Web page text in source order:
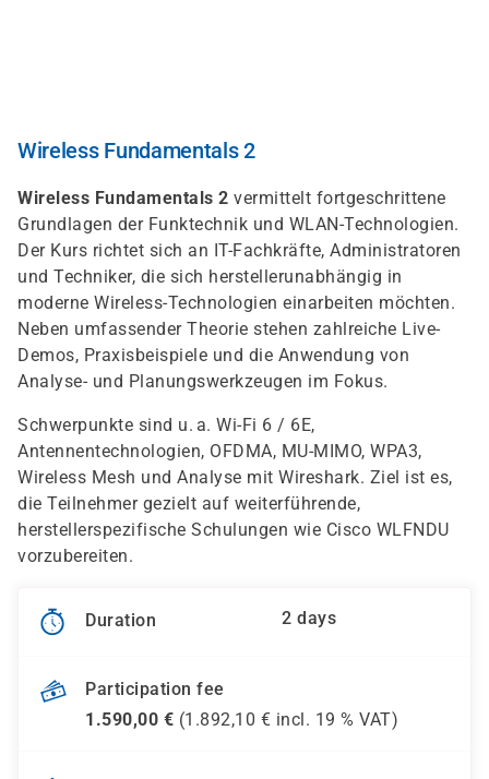
Wireless Fundamentals 2
Wireless Fundamentals 2 vermittelt fortgeschrittene
Grundlagen der Funktechnik und WLAN-Technologien.
Der Kurs richtet sich an IT-Fachkräfte, Administratoren
und Techniker, die sich herstellerunabhängig in
moderne Wireless-Technologien einarbeiten möchten.
Neben umfassender Theorie stehen zahlreiche Live-
Demos, Praxisbeispiele und die Anwendung von
Analyse- und Planungswerkzeugen im Fokus.
Schwerpunkte sind u. a. Wi-Fi 6 / 6E,
Antennentechnologien, OFDMA, MU-MIMO, WPA3,
Wireless Mesh und Analyse mit Wireshark. Ziel ist es,
die Teilnehmer gezielt auf weiterführende,
herstellerspezifische Schulungen wie Cisco WLFNDU
vorzubereiten.
Duration 2 days
Participation fee
1.590,00 € (1.892,10 € incl. 19 % VAT)